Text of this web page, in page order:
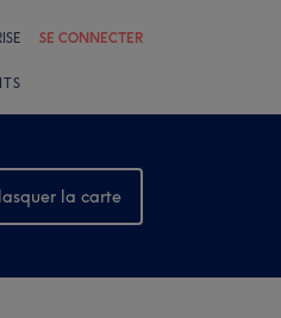
SE CONNECTER
la carte
la carte